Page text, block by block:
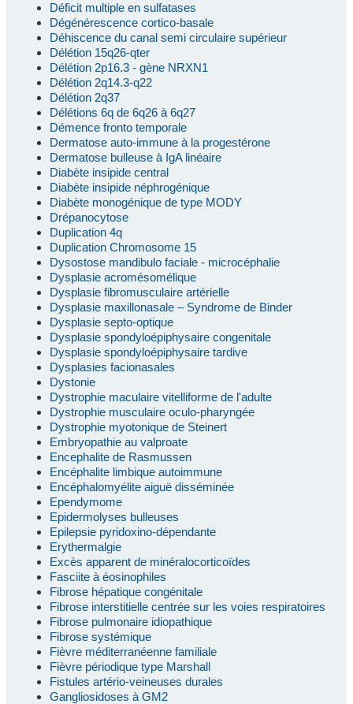
Déficit multiple en sulfatases
Dégénérescence cortico-basale
Déhiscence du canal semi circulaire supérieur
Délétion 15q26-qter
Délétion 2p16.3 - gène NRXN1
Délétion 2q14.3-q22
Délétion 2q37
Délétions 6q de 6q26 à 6q27
Démence fronto temporale
Dermatose auto-immune à la progestérone
Dermatose bulleuse à IgA linéaire
Diabète insipide central
Diabète insipide néphrogénique
Diabète monogénique de type MODY
Drépanocytose
Duplication 4q
Duplication Chromosome 15
Dysostose mandibulo faciale - microcéphalie
Dysplasie acromésomélique
Dysplasie fibromusculaire artérielle
Dysplasie maxillonasale – Syndrome de Binder
Dysplasie septo-optique
Dysplasie spondyloépiphysaire congenitale
Dysplasie spondyloépiphysaire tardive
Dysplasies facionasales
Dystonie
Dystrophie maculaire vitelliforme de l'adulte
Dystrophie musculaire oculo-pharyngée
Dystrophie myotonique de Steinert
Embryopathie au valproate
Encephalite de Rasmussen
Encéphalite limbique autoimmune
Encéphalomyélite aiguë disséminée
Ependymome
Epidermolyses bulleuses
Epilepsie pyridoxino-dépendante
Erythermalgie
Excès apparent de minéralocorticoïdes
Fasciite à éosinophiles
Fibrose hépatique congénitale
Fibrose interstitielle centrée sur les voies respiratoires
Fibrose pulmonaire idiopathique
Fibrose systémique
Fièvre méditerranéenne familiale
Fièvre périodique type Marshall
Fistules artério-veineuses durales
Gangliosidoses à GM2